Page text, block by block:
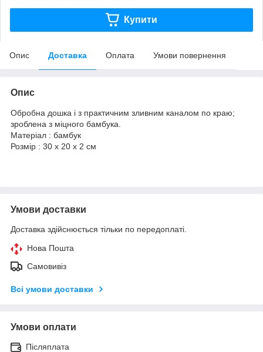
Купити
Опис Доставка Оплата Умови повернення
Опис
Обробна дошка і з практичним зливним каналом по краю;
зроблена з міцного бамбука.
Матеріал : бамбук
Розмір : 30 x 20 x 2 см
Умови доставки
Доставка здійснюється тільки по передоплаті.
Нова Пошта
Самовивіз
Всі умови доставки
Умови оплати
Післяплата